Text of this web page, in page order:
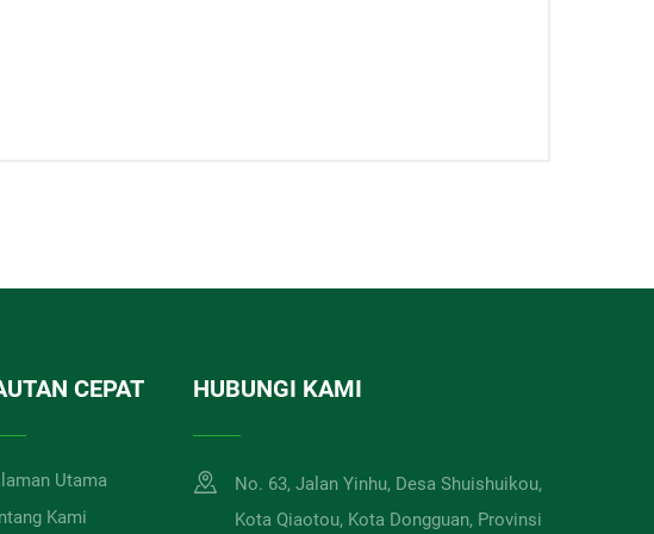
CEPAT
Utama
Kami
HUBUNGI KAMI
No. 63, Jalan Yinhu, Desa Shuishuikou,
Kota Qiaotou, Kota Dongguan, Provinsi